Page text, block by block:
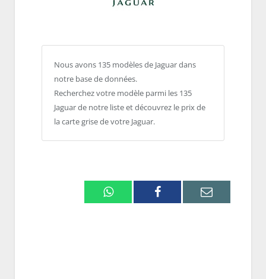
Nous avons 135 modèles de Jaguar dans
notre base de données.
Recherchez votre modèle parmi les 135
Jaguar de notre liste et découvrez le prix de
la carte grise de votre Jaguar.
WhatsappFacebook Email